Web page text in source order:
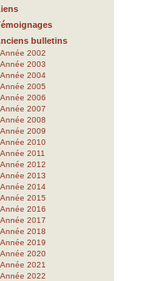
bulletins
Année 2002
Année 2003
Année 2004
Année 2005
Année 2006
Année 2007
Année 2008
Année 2009
Année 2010
Année 2011
Année 2012
Année 2013
Année 2014
Année 2015
Année 2016
Année 2017
Année 2018
Année 2019
Année 2020
Année 2021
Année 2022